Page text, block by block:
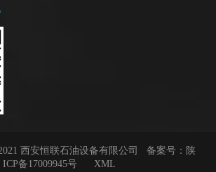
西安恒联石油设备有限公司 备案号： 陕
ICP备17009945号
XML